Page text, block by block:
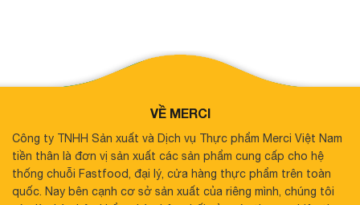
VỀ MERCI
Công ty TNHH Sản xuất và Dịch vụ Thực phẩm Merci Việt Nam
tiền thân là đơn vị sản xuất các sản phẩm cung cấp cho hệ
thống chuỗi Fastfood, đại lý, cửa hàng thực phẩm trên toàn
quốc. Nay bên cạnh cơ sở sản xuất của riêng mình, chúng tôi